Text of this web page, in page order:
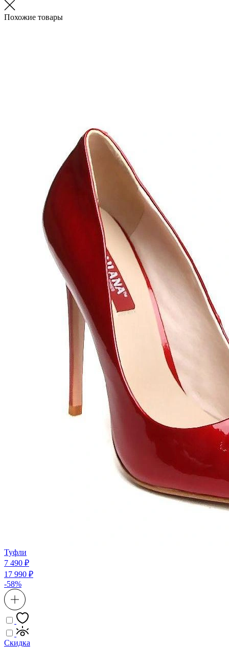
Похожие товары
Туфли
7 490 ₽
17 990 ₽
-58%
Скидка